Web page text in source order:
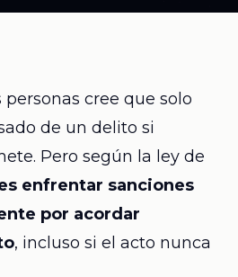
cree que solo
de un delito si
Pero según la ley de
enfrentar sanciones
por acordar
, incluso si el acto nunca